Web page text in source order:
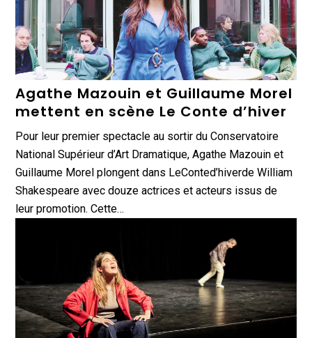
Agathe Mazouin et Guillaume Morel
mettent en scène Le Conte d’hiver
Pour leur premier spectacle au sortir du Conservatoire
National Supérieur d’Art Dramatique, Agathe Mazouin et
Guillaume Morel plongent dans LeConted’hiverde William
Shakespeare avec douze actrices et acteurs issus de
leur promotion. Cette…